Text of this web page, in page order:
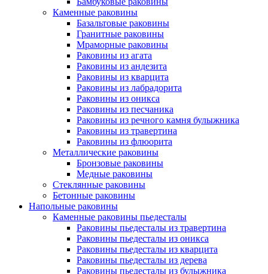
Каменные раковины
Базальтовые раковины
Гранитные раковины
Мраморные раковины
Раковины из агата
Раковины из андезита
Раковины из кварцита
Раковины из лабрадорита
Раковины из оникса
Раковины из песчаника
Раковины из речного камня булыжника
Раковины из травертина
Раковины из флюорита
Металлические раковины
Бронзовые раковины
Медные раковины
Стеклянные раковины
Бетонные раковины
Напольные раковины
Каменные раковины пьедесталы
Раковины пьедесталы из травертина
Раковины пьедесталы из оникса
Раковины пьедесталы из кварцита
Раковины пьедесталы из дерева
Раковины пьедесталы из булыжника